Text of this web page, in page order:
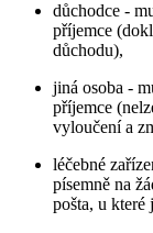
důchodce -
příjemce
důchodu),
jiná osoba -
příjemce
vyloučení a
léčebné
písemně na
pošta, u které